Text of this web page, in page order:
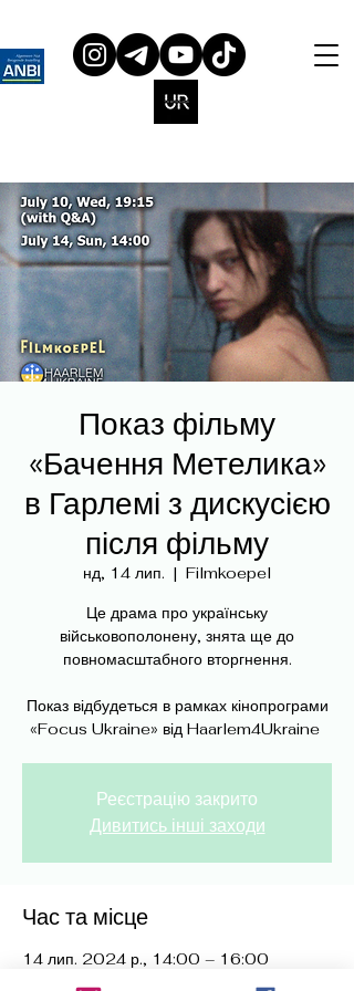
Показ фільму
«Бачення Метелика»
в Гарлемі з дискусією
після фільму
нд, 14 лип.
  |
Filmkoepel
Це драма про українську
військовополонену, знята ще до
повномасштабного вторгнення.
Показ відбудеться в рамках кінопрограми
Реєстрацію закрито
Дивитись інші заходи
Час та місце
14 лип. 2024 р., 14:00 – 16:00